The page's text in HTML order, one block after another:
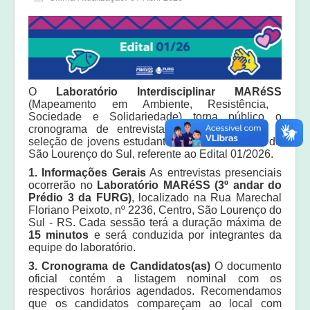
Laudos e pareceres
O
Laboratório Interdisciplinar MARéSS
(Mapeamento em Ambiente, Resistência,
Sociedade e Solidariedade) torna público o
cronograma de entrevistas presenciais para a
seleção de jovens estudantes de Ensino Médio de
São Lourenço do Sul, referente ao Edital 01/2026.
1. Informações Gerais As entrevistas presenciais
ocorrerão no Laboratório MARéSS (3º andar do
Prédio 3 da FURG), localizado na Rua Marechal
Floriano Peixoto, nº 2236, Centro, São Lourenço do
Sul - RS.Cada sessão terá a duração máxima de
15 minutos e será conduzida por integrantes da
equipe do laboratório.
3. Cronograma de Candidatos(as) O documento
oficial contém a listagem nominal com os
respectivos horários agendados.
Recomendamos
que os candidatos compareçam ao local com